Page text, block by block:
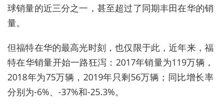
球销量的近三分之一，甚至超过了同期丰田在华的销
量。
但福特在华的最高光时刻，也仅限于此，近年来，福
特在华销量开始一路狂泻：2017年销量为119万辆，
2018年为75万辆，2019年只剩56万辆；同比增长率
分别为-6%、-37%和-25.3%。